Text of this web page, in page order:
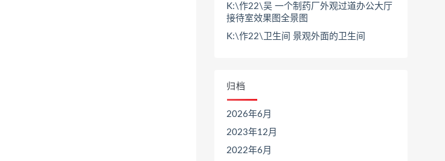
K:\作22\吴 一个制药厂外观过道办公大厅
接待室效果图全景图
K:\作22\卫生间 景观外面的卫生间
归档
2026年6月
2023年12月
2022年6月